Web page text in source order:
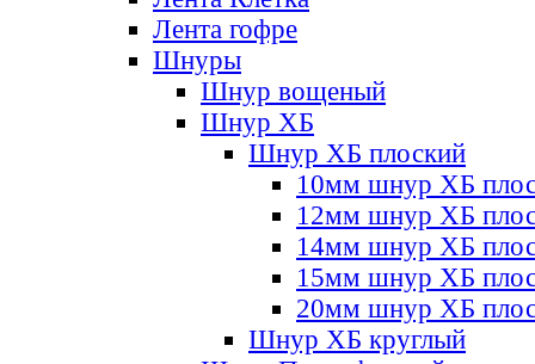
Лента гофре
Шнуры
Шнур вощеный
Шнур ХБ
Шнур ХБ плоский
10мм шнур ХБ
12мм шнур ХБ
14мм шнур ХБ
15мм шнур ХБ
20мм шнур ХБ
Шнур ХБ круглый